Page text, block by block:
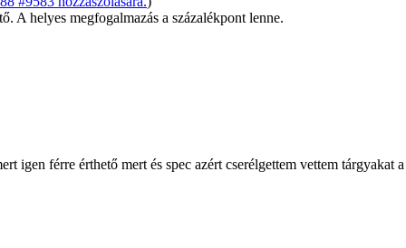
A helyes megfogalmazás a százalékpont lenne.
igen férre érthető mert és spec azért cserélgettem vettem